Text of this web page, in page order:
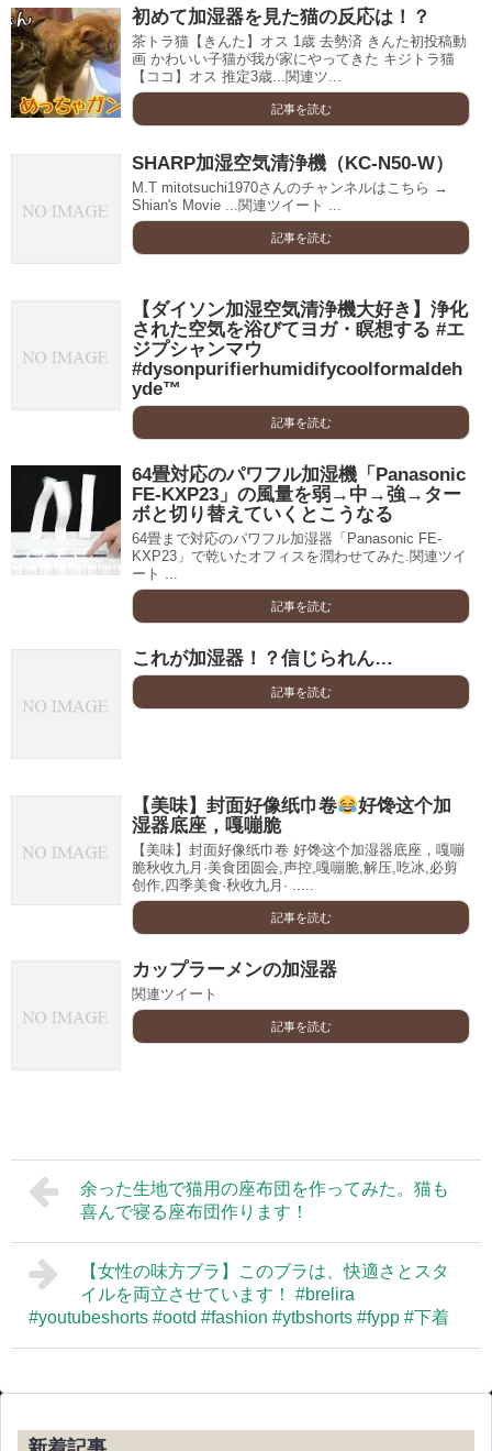
初めて加湿器を見た猫の反応は！？
茶トラ猫【きんた】オス 1歳 去勢済 きんた初投稿動
画 かわいい子猫が我が家にやってきた キジトラ猫
【ココ】オス 推定3歳...関連ツ...
記事を読む
SHARP加湿空気清浄機（KC-N50-W）
M.T mitotsuchi1970さんのチャンネルはこちら →
Shian's Movie ...関連ツイート ...
記事を読む
【ダイソン加湿空気清浄機大好き】浄化
された空気を浴びてヨガ・瞑想する #エ
ジプシャンマウ
#dysonpurifierhumidifycoolformaldeh
yde™
記事を読む
64畳対応のパワフル加湿機「Panasonic
FE-KXP23」の風量を弱→中→強→ター
ボと切り替えていくとこうなる
64畳まで対応のパワフル加湿器「Panasonic FE-
KXP23」で乾いたオフィスを潤わせてみた.関連ツイ
ート ...
記事を読む
これが加湿器！？信じられん…
記事を読む
【美味】封面好像纸巾卷
好馋这个加
湿器底座，嘎嘣脆
【美味】封面好像纸巾卷 好馋这个加湿器底座，嘎嘣
脆秋收九月·美食团圆会,声控,嘎嘣脆,解压,吃冰,必剪
创作,四季美食·秋收九月· .....
記事を読む
カップラーメンの加湿器
関連ツイート
記事を読む
余った生地で猫用の座布団を作ってみた。猫も
喜んで寝る座布団作ります！
【女性の味方ブラ】このブラは、快適さとスタ
イルを両立させています！ #brelira
#youtubeshorts #ootd #fashion #ytbshorts #fypp #下着